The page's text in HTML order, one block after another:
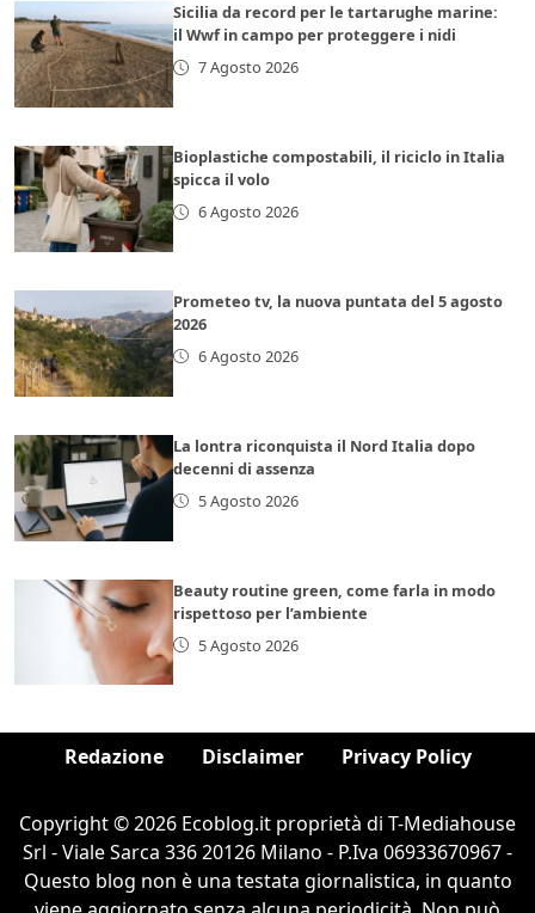
Sicilia da record per le tartarughe marine:
il Wwf in campo per proteggere i nidi
7 Agosto 2026
Bioplastiche compostabili, il riciclo in Italia
spicca il volo
6 Agosto 2026
Prometeo tv, la nuova puntata del 5 agosto
2026
6 Agosto 2026
La lontra riconquista il Nord Italia dopo
decenni di assenza
5 Agosto 2026
Beauty routine green, come farla in modo
rispettoso per l’ambiente
5 Agosto 2026
Redazione Disclaimer Privacy Policy
Copyright © 2026 Ecoblog.it proprietà di T-Mediahouse
Srl - Viale Sarca 336 20126 Milano - P.Iva 06933670967 -
Questo blog non è una testata giornalistica, in quanto